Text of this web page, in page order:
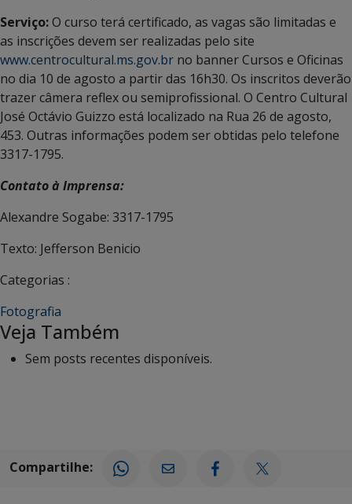
Serviço:O curso terá certificado, as vagas são limitadas e
as inscrições devem ser realizadas pelo site
www.centrocultural.ms.gov.br no banner Cursos e Oficinas
no dia 10 de agosto a partir das 16h30. Os inscritos deverão
trazer câmera reflex ou semiprofissional. O Centro Cultural
José Octávio Guizzo está localizado na Rua 26 de agosto,
453. Outras informações podem ser obtidas pelo telefone
3317-1795.
Contato à Imprensa:
Alexandre Sogabe: 3317-1795
Texto: Jefferson Benicio
Categorias :
Fotografia
Veja Também
Sem posts recentes disponíveis.
Compartilhe: